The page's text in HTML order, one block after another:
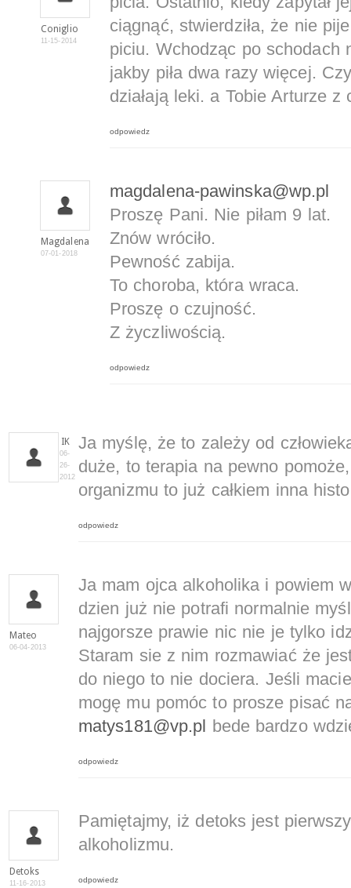
Coniglio
11-15-2014
ciągnąć, stwierdziła, że nie
piciu. Wchodząc po schodach
jakby piła dwa razy więcej.
działają leki. a Tobie Arturze z
odpowiedz
Magdalena
07-01-2018
magdalena-pawinska@wp.pl
Proszę Pani. Nie piłam 9 lat.
Znów wróciło.
Pewność zabija.
To choroba, która wraca.
Proszę o czujność.
Z życzliwością.
odpowiedz
IK
06-
26-
2012
Ja myślę, że to zależy od
duże, to terapia na pewno
organizmu to już całkiem inna
odpowiedz
Mateo
06-04-2013
Ja mam ojca alkoholika i powiem
dzien już nie potrafi normalnie
najgorsze prawie nic nie je tylko
Staram sie z nim rozmawiać że
do niego to nie dociera. Jeśli
mogę mu pomóc to prosze pisać
matys181@vp.pl
bede bardzo
odpowiedz
Detoks
11-16-2013
Pamiętajmy, iż detoks jest
alkoholizmu.
odpowiedz